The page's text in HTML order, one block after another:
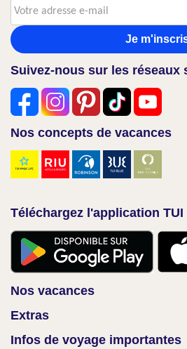
Je
Suivez-nous sur les réseaux
Nos concepts de vacances
Téléchargez l'application TUI
Nos vacances
Extras
Infos de voyage importantes